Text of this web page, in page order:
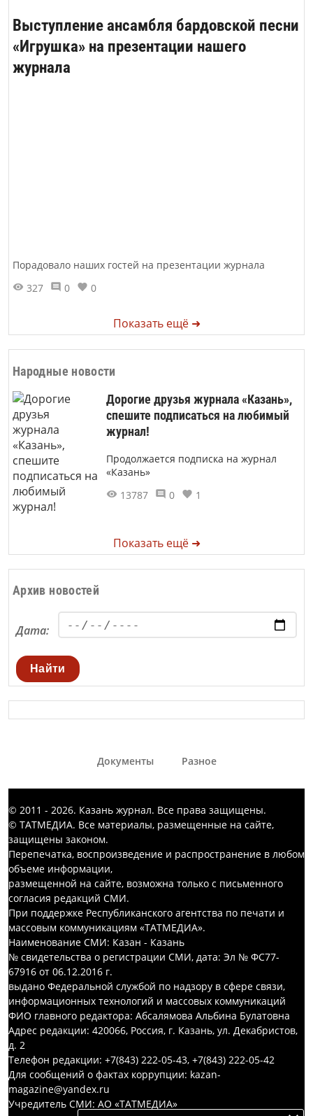
Выступление ансамбля бардовской песни
«Игрушка» на презентации нашего
журнала
Порадовало наших гостей на презентации журнала
327
0 0
Показать ещё ➜
Народные новости
Дорогие друзья журнала «Казань»,
спешите подписаться на любимый
журнал!
Продолжается подписка на журнал
«Казань»
13787
0 1
Показать ещё ➜
Архив новостей
Дата:
Найти
Документы Разное
© 2011 - 2026. Казань журнал. Все права защищены.
© ТАТМЕДИА. Все материалы, размещенные на сайте,
защищены законом.
Перепечатка, воспроизведение и распространение в любом
объеме информации,
размещенной на сайте, возможна только с письменного
согласия редакций СМИ.
При поддержке Республиканского агентства по печати и
массовым коммуникациям «ТАТМЕДИА».
Наименование СМИ: Казан - Казань
№ свидетельства о регистрации СМИ, дата: Эл № ФС77-
67916 от 06.12.2016 г.
выдано Федеральной службой по надзору в сфере связи,
информационных технологий и массовых коммуникаций
ФИО главного редактора: Абсалямова Альбина Булатовна
Адрес редакции: 420066, Россия, г. Казань, ул. Декабристов,
д. 2
Телефон редакции: +7(843) 222-05-43, +7(843) 222-05-42
Для сообщений о фактах коррупции: kazan-
magazine@yandex.ru
Учредитель СМИ: АО «ТАТМЕДИА»